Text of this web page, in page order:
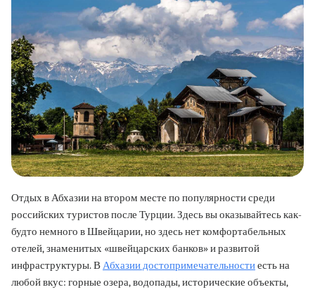
Отдых в Абхазии на втором месте по популярности среди
российских туристов после Турции. Здесь вы оказывайтесь как-
будто немного в Швейцарии, но здесь нет комфортабельных
отелей, знаменитых «швейцарских банков» и развитой
инфраструктуры. ВАбхазии достопримечательностиесть на
любой вкус: горные озера, водопады, исторические объекты,